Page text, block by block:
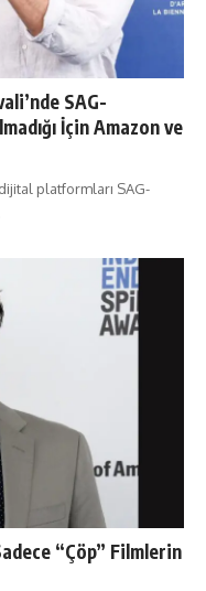
SAG-
İçin Amazon ve
platformları SAG-
“Çöp” Filmlerin